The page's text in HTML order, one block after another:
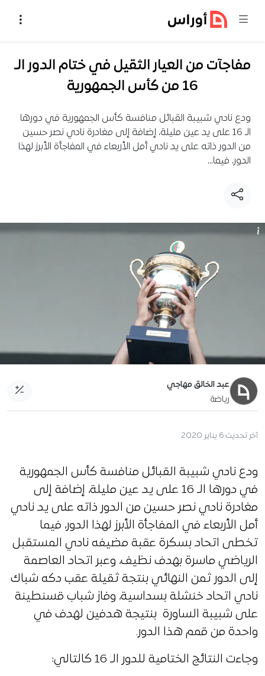
مفاجآت من العيار الثقيل في ختام الدور الـ
16 من كأس الجمهورية
ودع نادي شبيبة القبائل منافسة كأس الجمهورية في دورها
الـ 16 على يد عين مليلة، إضافة إلى مغادرة نادي نصر حسين
من الدور ذاته على يد نادي أمل الأربعاء في المفاجأة الأبرز لهذا
الدور، فيما…
عبد الخالق مهاجي
رياضة
آخر تحديث:6 يناير 2020
ودع نادي شبيبة القبائل منافسة كأس الجمهورية
في دورها الـ 16 على يد عين مليلة، إضافة إلى
مغادرة نادي نصر حسين من الدور ذاته على يد نادي
أمل الأربعاء في المفاجأة الأبرز لهذا الدور، فيما
تخطى اتحاد بسكرة عقبة مضيفه نادي المستقبل
الرياضي ماسرة بهدف نظيف، وعبر اتحاد العاصمة
إلى الدور ثمن النهائي بنتجة ثقيلة عقب دكه شباك
نادي اتحاد خنشلة بسداسية، وفاز شباب قسنطينة
على شبيبة الساورة بنتيجة هدفين لهدف في
واحدة من قمم هذا الدور.
وجاءت النتائج الختامية للدور الـ 16 كالتالي: